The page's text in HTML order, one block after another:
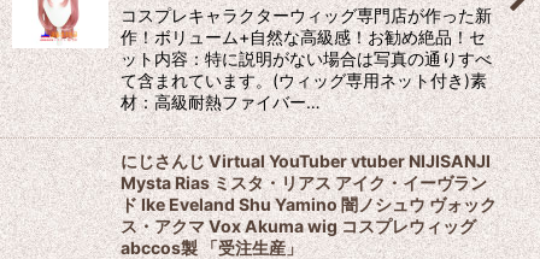
コスプレキャラクターウィッグ専門店が作った新
作！ボリューム+自然な高級感！お勧め絶品！セ
ット内容：特に説明がない場合は写真の通りすべ
て含まれています。(ウィッグ専用ネット付き)素
材：高級耐熱ファイバー…
にじさんじ Virtual YouTuber vtuber NIJISANJI
Mysta Rias ミスタ・リアス アイク・イーヴラン
ド Ike Eveland Shu Yamino 闇ノシュウ ヴォック
ス・アクマ Vox Akuma wig コスプレウィッグ
abccos製 「受注生産」